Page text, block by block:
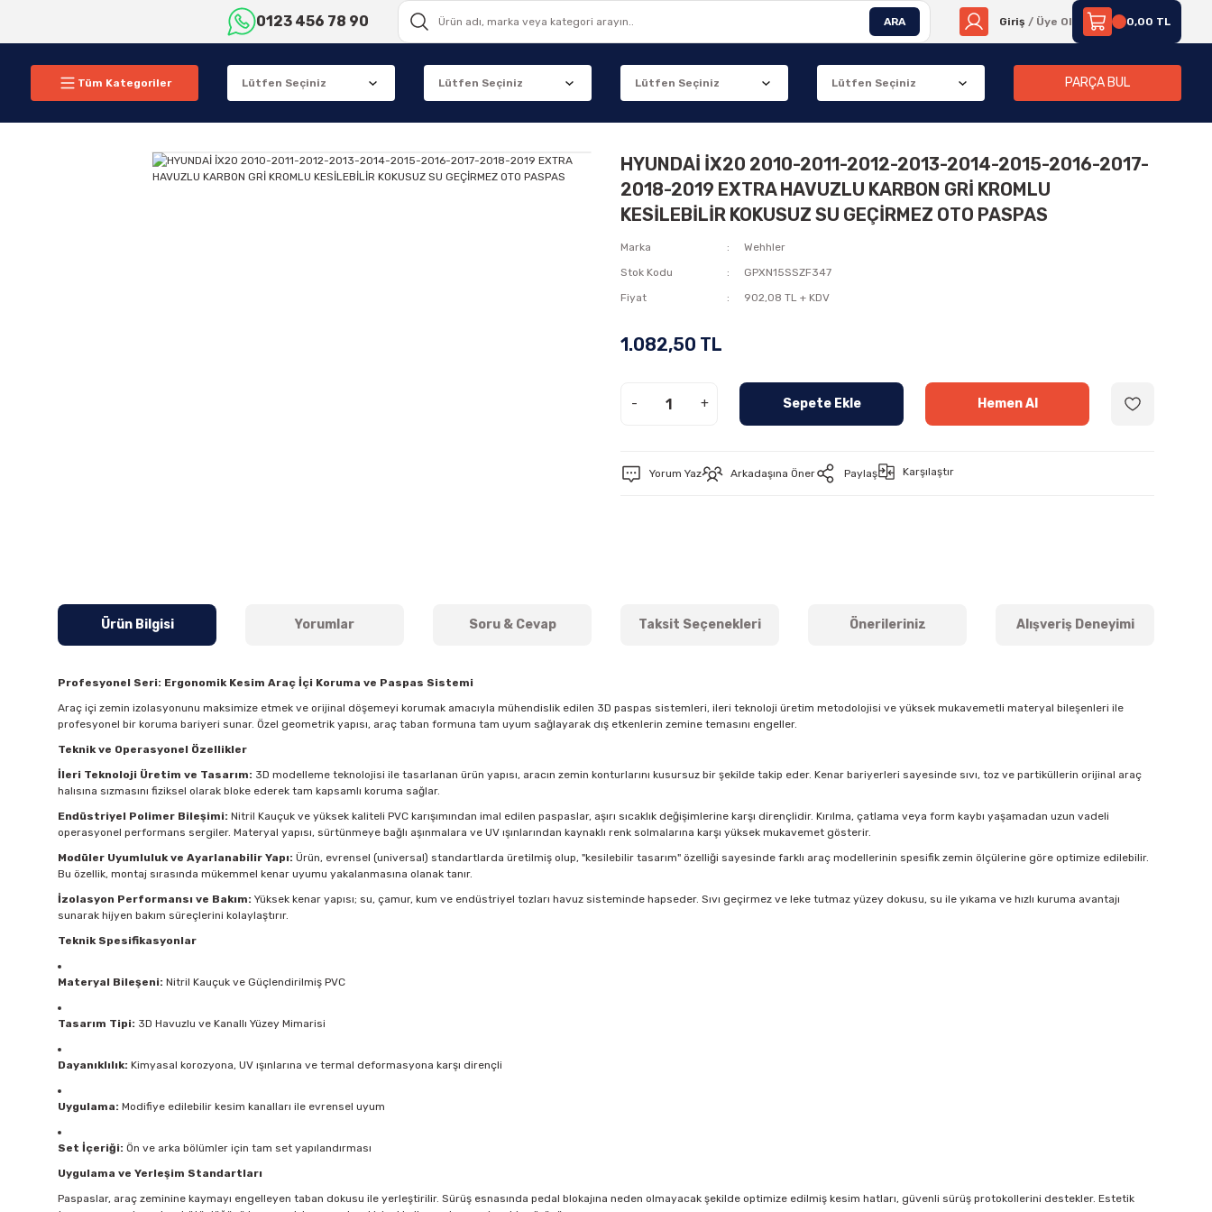
0123 456 78 90 ARA Giriş / Üye Ol 0,00 TL
Tüm Kategoriler PARÇA BUL
HYUNDAİ İX20 2010-2011-2012-2013-2014-2015-2016-2017-
2018-2019 EXTRA HAVUZLU KARBON GRİ KROMLU
KESİLEBİLİR KOKUSUZ SU GEÇİRMEZ OTO PASPAS
Marka
Wehhler
Stok Kodu
GPXN15SSZF347
Fiyat
902,08 TL + KDV
1.082,50 TL
- + Sepete Ekle Hemen Al
Yorum Yaz Arkadaşına Öner Paylaş Karşılaştır
Ürün Bilgisi Yorumlar Soru & Cevap Taksit Seçenekleri Önerileriniz Alışveriş Deneyimi
Profesyonel Seri: Ergonomik Kesim Araç İçi Koruma ve Paspas Sistemi
Araç içi zemin izolasyonunu maksimize etmek ve orijinal döşemeyi korumak amacıyla mühendislik edilen 3D paspas sistemleri, ileri teknoloji üretim metodolojisi ve yüksek mukavemetli materyal bileşenleri ile
profesyonel bir koruma bariyeri sunar. Özel geometrik yapısı, araç taban formuna tam uyum sağlayarak dış etkenlerin zemine temasını engeller.
Teknik ve Operasyonel Özellikler
İleri Teknoloji Üretim ve Tasarım: 3D modelleme teknolojisi ile tasarlanan ürün yapısı, aracın zemin konturlarını kusursuz bir şekilde takip eder. Kenar bariyerleri sayesinde sıvı, toz ve partiküllerin orijinal araç
halısına sızmasını fiziksel olarak bloke ederek tam kapsamlı koruma sağlar.
Endüstriyel Polimer Bileşimi: Nitril Kauçuk ve yüksek kaliteli PVC karışımından imal edilen paspaslar, aşırı sıcaklık değişimlerine karşı dirençlidir. Kırılma, çatlama veya form kaybı yaşamadan uzun vadeli
operasyonel performans sergiler. Materyal yapısı, sürtünmeye bağlı aşınmalara ve UV ışınlarından kaynaklı renk solmalarına karşı yüksek mukavemet gösterir.
Modüler Uyumluluk ve Ayarlanabilir Yapı: Ürün, evrensel (universal) standartlarda üretilmiş olup, "kesilebilir tasarım" özelliği sayesinde farklı araç modellerinin spesifik zemin ölçülerine göre optimize edilebilir.
Bu özellik, montaj sırasında mükemmel kenar uyumu yakalanmasına olanak tanır.
İzolasyon Performansı ve Bakım: Yüksek kenar yapısı; su, çamur, kum ve endüstriyel tozları havuz sisteminde hapseder. Sıvı geçirmez ve leke tutmaz yüzey dokusu, su ile yıkama ve hızlı kuruma avantajı
sunarak hijyen bakım süreçlerini kolaylaştırır.
Teknik Spesifikasyonlar
Materyal Bileşeni: Nitril Kauçuk ve Güçlendirilmiş PVC
Tasarım Tipi: 3D Havuzlu ve Kanallı Yüzey Mimarisi
Dayanıklılık: Kimyasal korozyona, UV ışınlarına ve termal deformasyona karşı dirençli
Uygulama: Modifiye edilebilir kesim kanalları ile evrensel uyum
Set İçeriği: Ön ve arka bölümler için tam set yapılandırması
Uygulama ve Yerleşim Standartları
Paspaslar, araç zeminine kaymayı engelleyen taban dokusu ile yerleştirilir. Sürüş esnasında pedal blokajına neden olmayacak şekilde optimize edilmiş kesim hatları, güvenli sürüş protokollerini destekler. Estetik